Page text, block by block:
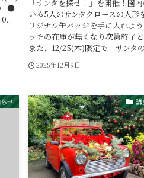
●
「サンタを探せ！」を開催！園
いる5人のサンタクロースの人形
リジナル缶バッジを手に入れ
ッチの在庫が無くなり次第終了と
また、12/25(木)限定で「サンタの
2025年12月9日
せ 講